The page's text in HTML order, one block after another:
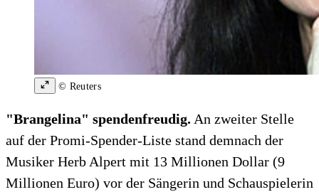
© Reuters
"Brangelina" spendenfreudig. An zweiter Stelle
auf der Promi-Spender-Liste stand demnach der
Musiker Herb Alpert mit 13 Millionen Dollar (9
Millionen Euro) vor der Sängerin und Schauspielerin